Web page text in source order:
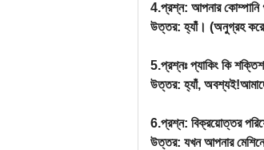
4.প্রশ্ন: আপনার কোম্পানি
উত্তর: হ্যাঁ। (অনুগ্রহ করে
5.প্রশ্নঃ প্যাকিং কি
উত্তর: হ্যাঁ,
6.প্রশ্ন: বিক্রয়োত্তর
উত্তর: যখন আপনার